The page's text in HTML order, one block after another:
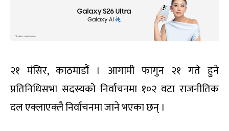
२१ मंसिर, काठमाडौं । आगामी फागुन २१ गते हुने
प्रतिनिधिसभा सदस्यको निर्वाचनमा १०२ वटा राजनीतिक
दल एक्लाएक्लै निर्वाचनमा जाने भएका छन् ।